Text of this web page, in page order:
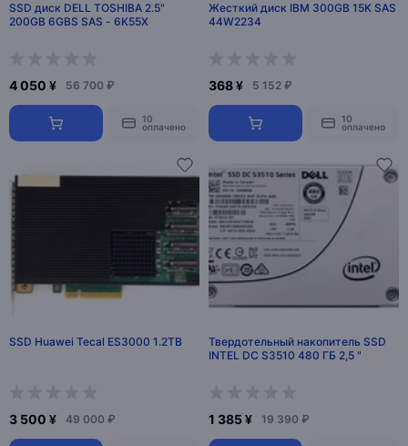
SSD диск DELL TOSHIBA 2.5"
200GB 6GBS SAS - 6K55X
4 050 ¥ 56 700 ₽
10
оплачено
Жесткий диск IBM 300GB 15K SAS
44W2234
368 ¥ 5 152 ₽
10
оплачено
SSD Huawei Tecal ES3000 1.2TB
3 500 ¥ 49 000 ₽
Твердотельный накопитель SSD
INTEL DC S3510 480 ГБ 2,5 "
1 385 ¥ 19 390 ₽